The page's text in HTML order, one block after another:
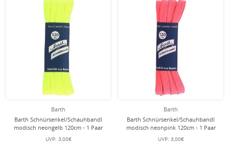
Barth
Barth Schnürsenkel/Schauhbandl
modisch neongelb 120cm - 1 Paar
UVP: 3,00€
Barth
Barth Schnürsenkel/Schauhbandl
modisch neonpink 120cm - 1 Paar
UVP: 3,00€